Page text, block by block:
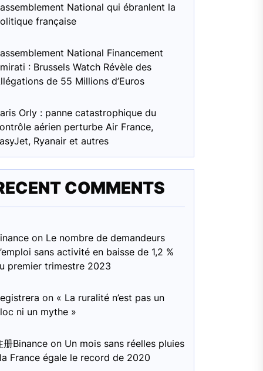
National qui ébranlent la
française
National Financement
: Brussels Watch Révèle des
de 55 Millions d’Euros
Orly : panne catastrophique du
aérien perturbe Air France,
Ryanair et autres
COMMENTS
on Le nombre de demandeurs
sans activité en baisse de 1,2 %
premier trimestre 2023
on « La ruralité n’est pas un
ni un mythe »
册Binance on Un mois sans réelles pluies
France égale le record de 2020